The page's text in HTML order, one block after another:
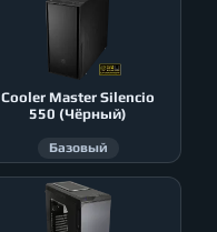
Cooler Master Silencio
550 (Чёрный)
Базовый